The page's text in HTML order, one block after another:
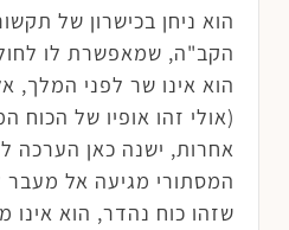
הוא ניחן בכישרון של
הקב"ה, שמאפשרת לו
הוא אינו שר לפני המלך,
(אולי זהו אופיו של הכוח
אחרות, ישנה כאן הערכה
המסתורי מגיעה אל מעבר
שזהו כוח נהדר, הוא אינו